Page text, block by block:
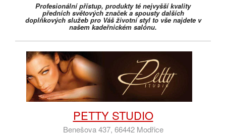
Profesionální přístup, produkty té nejvyšší kvality
předních světových značek a spousty dalších
doplňkových služeb pro Váš životní styl to vše najdete v
našem kadeřnickém salónu.
PETTY STUDIO
Benešova 437, 66442 Modřice